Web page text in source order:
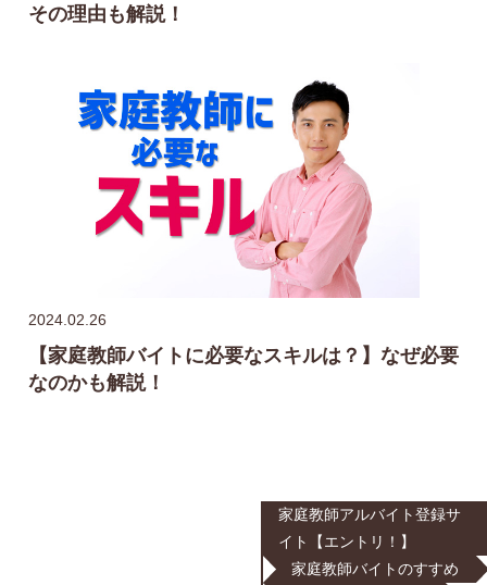
その理由も解説！
2024.02.26
【家庭教師バイトに必要なスキルは？】なぜ必要
なのかも解説！
家庭教師アルバイト登録サ
イト【エントリ！】
家庭教師バイトのすすめ